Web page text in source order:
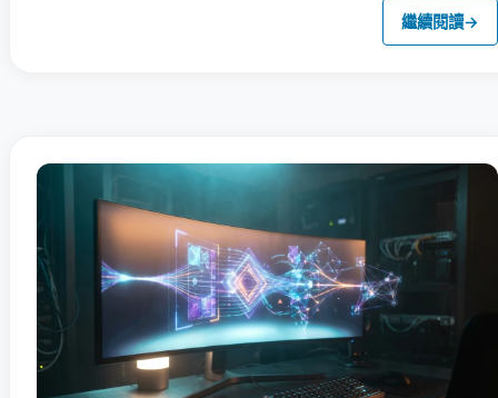
繼續閱讀→